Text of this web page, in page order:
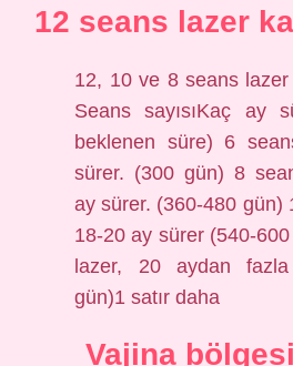
12 seans lazer
12, 10 ve 8 seans
Seans sayısıKaç ay
beklenen süre) 6
sürer. (300 gün) 8
ay sürer. (360-480 gün)
18-20 ay sürer (540-
lazer, 20 aydan
gün)1 satır daha
Vajina